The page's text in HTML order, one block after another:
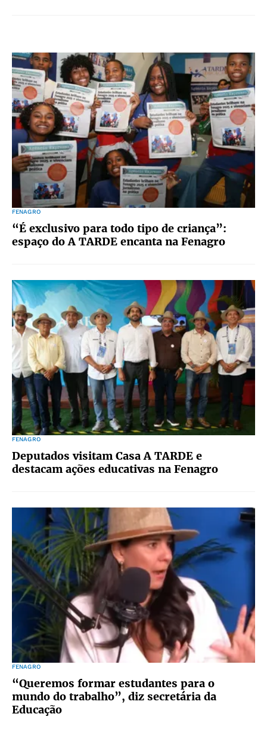
FENAGRO
“É exclusivo para todo tipo de criança”:
espaço do A TARDE encanta na Fenagro
FENAGRO
Deputados visitam Casa A TARDE e
destacam ações educativas na Fenagro
FENAGRO
“Queremos formar estudantes para o
mundo do trabalho”, diz secretária da
Educação